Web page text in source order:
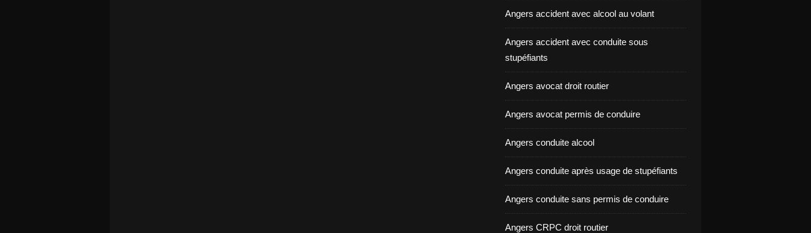
Angers accident avec alcool au volant
Angers accident avec conduite sous
stupéfiants
Angers avocat droit routier
Angers avocat permis de conduire
Angers conduite alcool
Angers conduite après usage de stupéfiants
Angers conduite sans permis de conduire
Angers CRPC droit routier